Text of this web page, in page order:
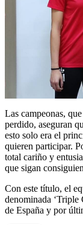
Las campeonas,
perdido, aseguran
esto solo era el
quieren participar.
total cariño y
que sigan
Con este título, el
denominada ‘Triple
de España y por